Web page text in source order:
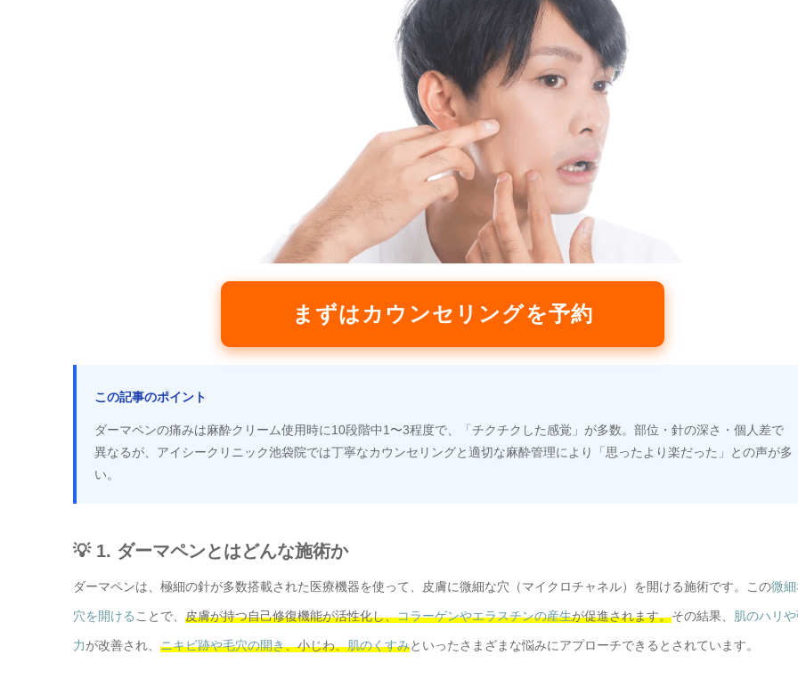
まずはカウンセリングを予約
この記事のポイント
ダーマペンの痛みは麻酔クリーム使用時に10段階中1〜3程度で、「チクチクした感覚」が多数。部位・針の深さ・個人差で
異なるが、アイシークリニック池袋院では丁寧なカウンセリングと適切な麻酔管理により「思ったより楽だった」との声が多
い。
💡 1. ダーマペンとはどんな施術か
ダーマペンは、極細の針が多数搭載された医療機器を使って、皮膚に微細な穴（マイクロチャネル）を開ける施術です。この微細
穴を開ける ことで、 皮膚が持つ自己修復機能が活性化し、コラーゲンやエラスチンの産生が促進されます。その結果、 肌のハリ
力が改善され、 ニキビ跡や毛穴の開き、小じわ、肌のくすみといったさまざまな悩みにアプローチできるとされています。